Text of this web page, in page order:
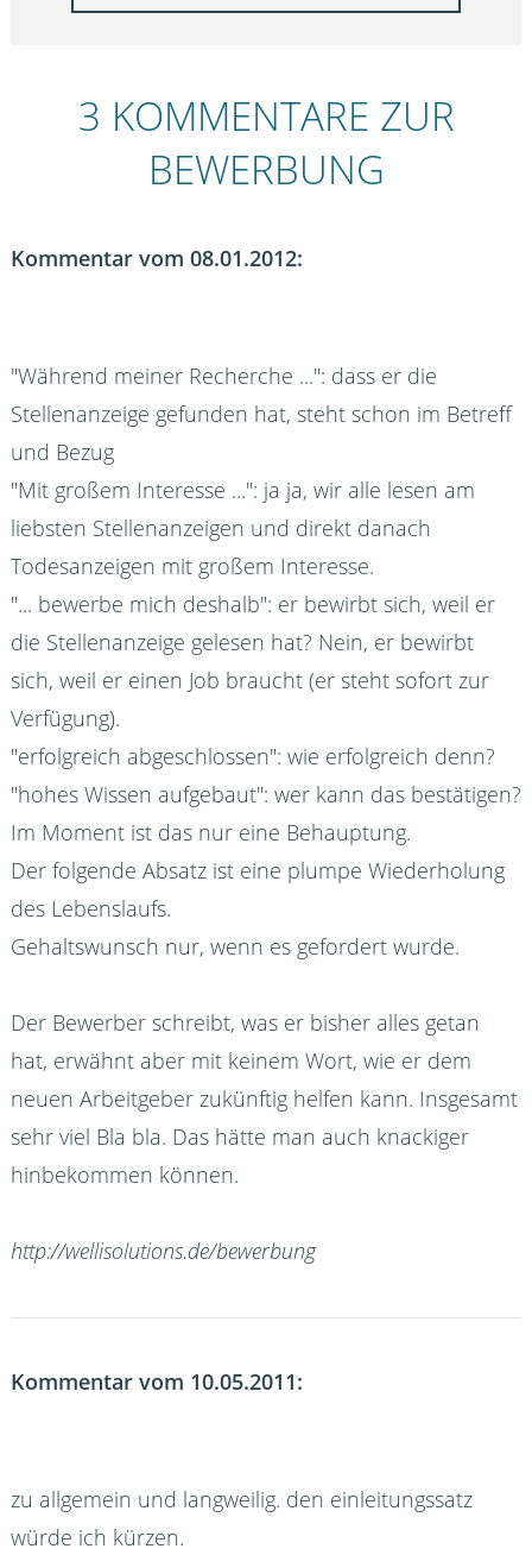
3 KOMMENTARE ZUR
BEWERBUNG
Kommentar vom 08.01.2012:
"Während meiner Recherche ...": dass er die
Stellenanzeige gefunden hat, steht schon im Betreff
und Bezug
"Mit großem Interesse ...": ja ja, wir alle lesen am
liebsten Stellenanzeigen und direkt danach
Todesanzeigen mit großem Interesse.
"... bewerbe mich deshalb": er bewirbt sich, weil er
die Stellenanzeige gelesen hat? Nein, er bewirbt
sich, weil er einen Job braucht (er steht sofort zur
Verfügung).
"erfolgreich abgeschlossen": wie erfolgreich denn?
"hohes Wissen aufgebaut": wer kann das bestätigen?
Im Moment ist das nur eine Behauptung.
Der folgende Absatz ist eine plumpe Wiederholung
des Lebenslaufs.
Gehaltswunsch nur, wenn es gefordert wurde.
Der Bewerber schreibt, was er bisher alles getan
hat, erwähnt aber mit keinem Wort, wie er dem
neuen Arbeitgeber zukünftig helfen kann. Insgesamt
sehr viel Bla bla. Das hätte man auch knackiger
hinbekommen können.
http://wellisolutions.de/bewerbung
Kommentar vom 10.05.2011:
zu allgemein und langweilig. den einleitungssatz
würde ich kürzen.